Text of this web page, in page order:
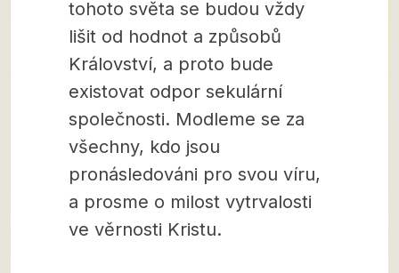
tohoto světa se budou vždy
lišit od hodnot a způsobů
Království, a proto bude
existovat odpor sekulární
společnosti. Modleme se za
všechny, kdo jsou
pronásledováni pro svou víru,
a prosme o milost vytrvalosti
ve věrnosti Kristu.